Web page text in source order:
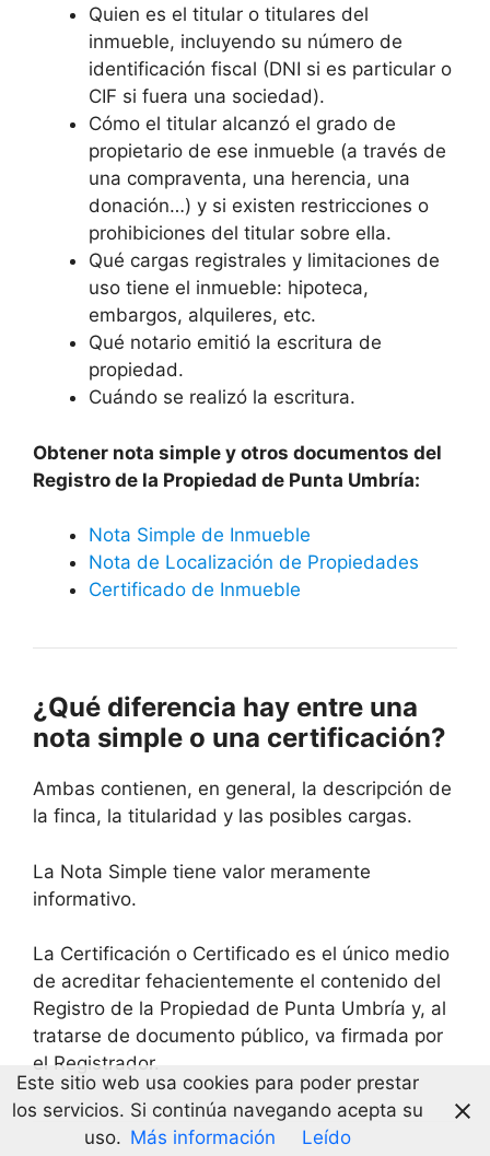
Quien es el titular o titulares del
inmueble, incluyendo su número de
identificación fiscal (DNI si es particular o
CIF si fuera una sociedad).
Cómo el titular alcanzó el grado de
propietario de ese inmueble (a través de
una compraventa, una herencia, una
donación…) y si existen restricciones o
prohibiciones del titular sobre ella.
Qué cargas registrales y limitaciones de
uso tiene el inmueble: hipoteca,
embargos, alquileres, etc.
Qué notario emitió la escritura de
propiedad.
Cuándo se realizó la escritura.
Obtener nota simple y otros documentos del
Registro de la Propiedad de Punta Umbría:
Nota Simple de Inmueble
Nota de Localización de Propiedades
Certificado de Inmueble
¿Qué diferencia hay entre una
nota simple o una certificación?
Ambas contienen, en general, la descripción de
la finca, la titularidad y las posibles cargas.
La Nota Simple tiene valor meramente
informativo.
La Certificación o Certificado es el único medio
de acreditar fehacientemente el contenido del
Registro de la Propiedad de Punta Umbría y, al
tratarse de documento público, va firmada por
el Registrador.
Este sitio web usa cookies para poder prestar
los servicios. Si continúa navegando acepta su
uso. Más información Leído